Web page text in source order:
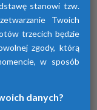
osuszania
Są
z nich
stanowi tzw.
Twoich
trzecich będzie
zgody, którą
w sposób
danych?